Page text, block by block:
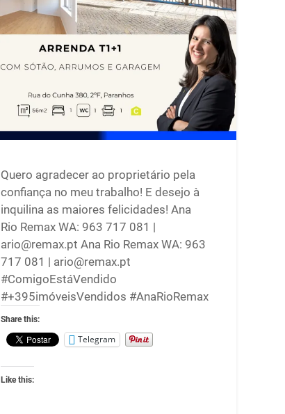
Quero agradecer ao proprietário pela
confiança no meu trabalho! E desejo à
inquilina as maiores felicidades! Ana
Rio Remax WA: 963 717 081 |
ario@remax.pt Ana Rio Remax WA: 963
717 081 | ario@remax.pt
#ComigoEstáVendido
#+395imóveisVendidos #AnaRioRemax
Share this:
Telegram
Like this: